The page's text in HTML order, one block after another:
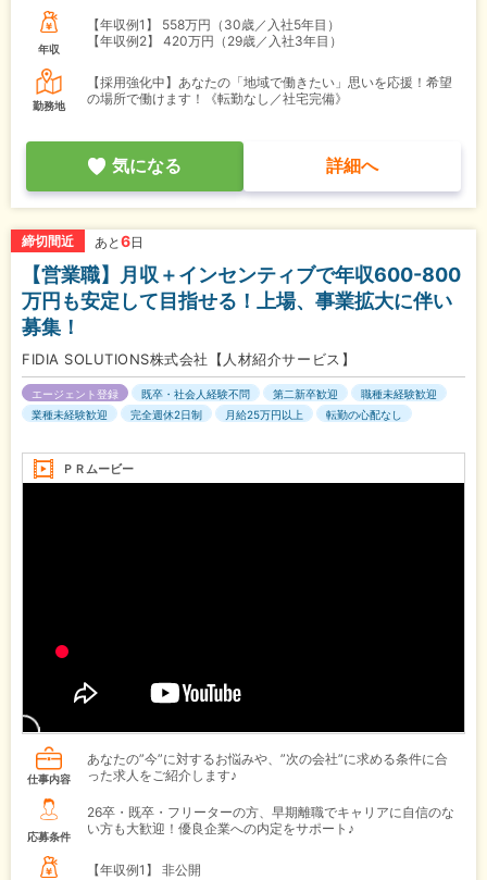
年収
【年収例1】
558万円（30歳／入社5年目）
【年収例2】
420万円（29歳／入社3年目）
勤務地
【採用強化中】あなたの「地域で働きたい」思いを応援！希望
の場所で働けます！《転勤なし／社宅完備》
気になる 詳細へ
締切間近 あと 6日
【営業職】月収＋インセンティブで年収600-800
万円も安定して目指せる！上場、事業拡大に伴い
募集！
FIDIA SOLUTIONS株式会社【人材紹介サービス】
エージェント登録 既卒・社会人経験不問 第二新卒歓迎
職種未経験歓迎
業種未経験歓迎
完全週休2日制 月給25万円以上 転勤の心配なし
ＰＲムービー
仕事内容
あなたの”今”に対するお悩みや、”次の会社”に求める条件に合
った求人をご紹介します♪
応募条件
26卒・既卒・フリーターの方、早期離職でキャリアに自信のな
い方も大歓迎！優良企業への内定をサポート♪
【年収例1】 非公開